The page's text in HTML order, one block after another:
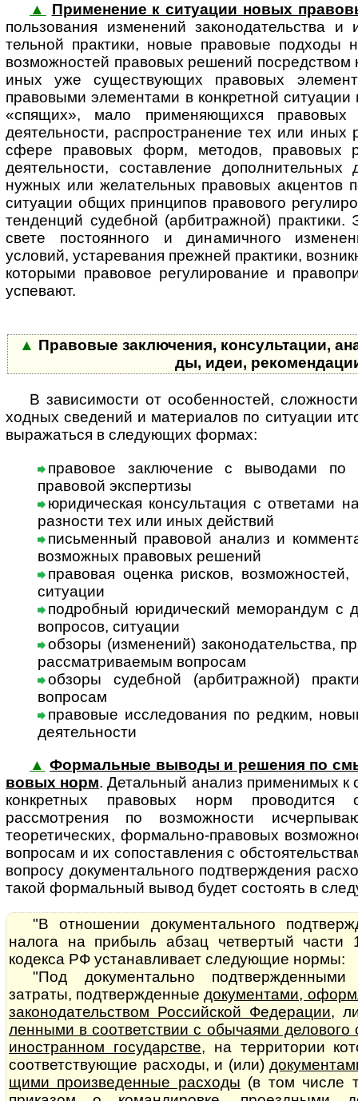
▲
Применение к ситуации новых
поль­зо­ва­ния изменений за­ко­но­да­тель­ст­ва
тель­ной практики, новые правовые подходы
возможностей правовых решений посредством
иных уже существующих пра­во­вых
правовыми элементами в конкретной ситуации
«спящих», мало применяющихся правовых
деятельности, распространение тех или иных
сфере правовых форм, методов, правовых
деятельности, составление до­пол­ни­тель­ных
нужных или желательных правовых акцентов
ситуации общих принципов правового
тенденций судебной (арбитражной) практики.
свете постоянного и динамичного
условий, устаревания прежней практики,
которыми правовое регулирование и
успевают.
▲ Правовые заключения, консультации,
ды, идеи,
В за­ви­си­мос­ти от особенностей,
ход­ных сведений и материалов по ситуации
выражаться в следующих формах:
правовое заключение с выводами по
правовой экспертизы
юридическая консультация с ответами
раз­нос­ти тех или иных действий
письменный правовой анализ и
возможных правовых решений
правовая оценка рисков, возможностей,
ситуации
подробный юридический меморандум с
вопросов, ситуации
обзоры (изменений) законодательства,
рассматриваемым вопросам
обзоры судебной (арбитражной)
вопросам
правовые исследования по редким,
деятельности
▲ Формальные выводы и решения по
во­вых норм. Де­таль­ный ана­лиз применимых к
конкретных правовых норм
рассмотрения по возможности
теоретических, формально-правовых
вопросам и их сопоставления с
вопросу документального подтверждения
такой формальный вывод будет состоять в
"В отношении документального
налога на прибыль абзац четвертый части
кодекса РФ устанавливает следующие нормы:
"Под документально
затраты, подтвержденныедо­ку­мен­та­ми,
законодательством Российской Федерации,
лен­ны­ми в соответствии с обычаями
иностранном государстве, на территории
соответствующие расходы, и (или)
щи­ми произведенные расходы (в том числе